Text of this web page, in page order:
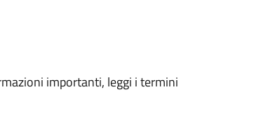
importanti, leggi i termini